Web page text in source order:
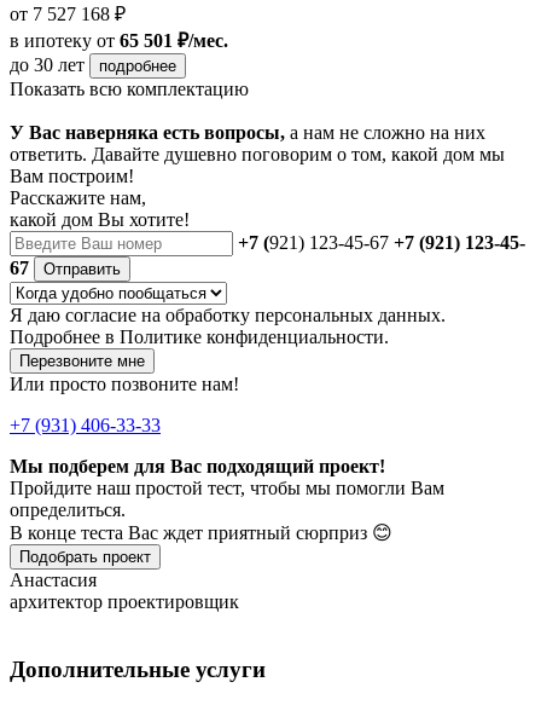
от 7 527 168 ₽
в ипотеку от 65 501 ₽/мес.
до 30 лет
подробнее
Показать всю комплектацию
У Вас наверняка есть вопросы, а нам не сложно на них
ответить. Давайте душевно поговорим о том, какой дом мы
Вам построим!
Расскажите нам,
какой дом Вы хотите!
+7 (921) 123-45-67 +7 (921) 123-45-
67
Отправить
Я даю согласие на обработку персональных данных.
Подробнее в Политике конфиденциальности.
Перезвоните мне
Или просто позвоните нам!
+7 (931) 406-33-33
Мы подберем для Вас подходящий проект!
Пройдите наш простой тест, чтобы мы помогли Вам
определиться.
В конце теста Вас ждет приятный сюрприз 😊
Подобрать проект
Анастасия
архитектор проектировщик
Дополнительные услуги